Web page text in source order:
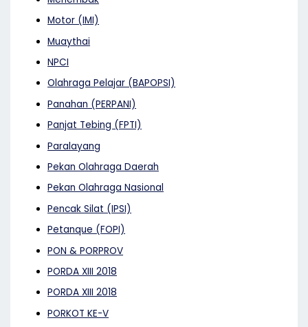
Motor (IMI)
Muaythai
NPCI
Olahraga Pelajar (BAPOPSI)
Panahan (PERPANI)
Panjat Tebing (FPTI)
Paralayang
Pekan Olahraga Daerah
Pekan Olahraga Nasional
Pencak Silat (IPSI)
Petanque (FOPI)
PON & PORPROV
PORDA XIII 2018
PORDA XIII 2018
PORKOT KE-V